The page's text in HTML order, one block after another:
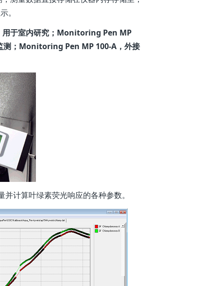
。
于室内研究；Monitoring Pen MP
测；Monitoring Pen MP 100-A，外接
计算叶绿素荧光响应的各种参数。